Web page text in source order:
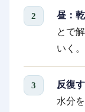
昼：乾
とで
いく。
反復す
水分